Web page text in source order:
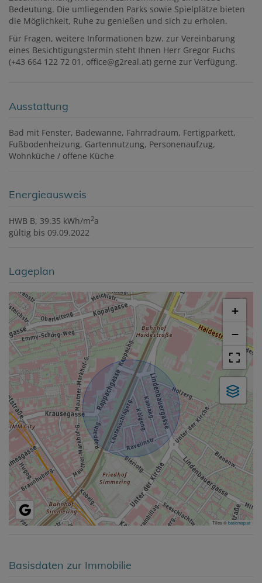
Bedeutung. Die umliegenden Parks sowie Spielplätze bieten
die Möglichkeit, Ruhe zu genießen und sich zu erholen.
Für Fragen, weitere Informationen bzw. zur Vereinbarung
eines Besichtigungstermin steht Ihnen Herr Gregor Fuchs
(+43 664 122 72 01, office@g2real.at) gerne zur Verfügung.
Ausstattung
Bad mit Fenster Badewanne Fahrradraum Fertigparkett
Fußbodenheizung Gartennutzung Personenaufzug
Wohnküche / offene Küche
Energieausweis
HWB B, 39.35 kWh/m2a
gültig bis 09.09.2022
Lageplan
+
−
Tiles ©basemap.at
Basisdaten zur Immobilie